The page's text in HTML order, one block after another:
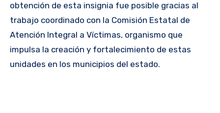
obtención de esta insignia fue posible gracias al
trabajo coordinado con la Comisión Estatal de
Atención Integral a Víctimas, organismo que
impulsa la creación y fortalecimiento de estas
unidades en los municipios del estado.